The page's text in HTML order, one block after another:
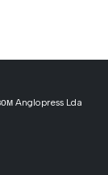
Anglopress Lda